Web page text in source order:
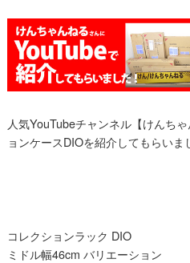
人気YouTubeチャンネル【けんち
ョンケースDIOを紹介してもらいま
コレクションラック DIO
ミドル幅46cm バリエーション